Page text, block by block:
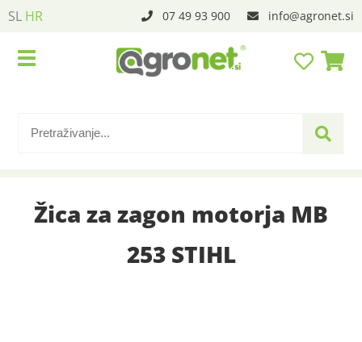
SL HR 07 49 93 900 info agronet.si
Žica za zagon motorja MB
253 STIHL